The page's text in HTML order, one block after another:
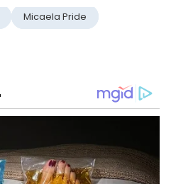
Micaela Pride